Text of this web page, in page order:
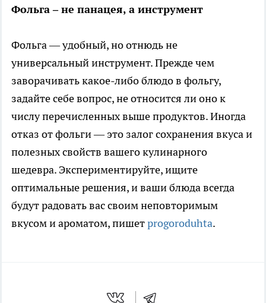
Фольга – не панацея, а инструмент
Фольга — удобный, но отнюдь не
универсальный инструмент. Прежде чем
заворачивать какое-либо блюдо в фольгу,
задайте себе вопрос, не относится ли оно к
числу перечисленных выше продуктов. Иногда
отказ от фольги — это залог сохранения вкуса и
полезных свойств вашего кулинарного
шедевра. Экспериментируйте, ищите
оптимальные решения, и ваши блюда всегда
будут радовать вас своим неповторимым
вкусом и ароматом, пишетprogoroduhta.